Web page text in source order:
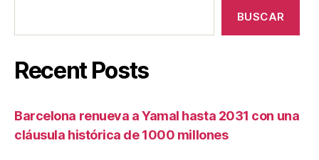
BUSCAR
Recent Posts
Barcelona renueva a Yamal hasta 2031 con una
cláusula histórica de 1000 millones